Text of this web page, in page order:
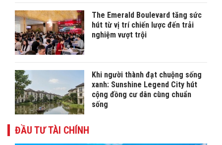
The Emerald Boulevard tăng sức
hút từ vị trí chiến lược đến trải
nghiệm vượt trội
Khi người thành đạt chuộng sống
xanh: Sunshine Legend City hút
cộng đồng cư dân cùng chuẩn
sống
ĐẦU TƯ TÀI CHÍNH